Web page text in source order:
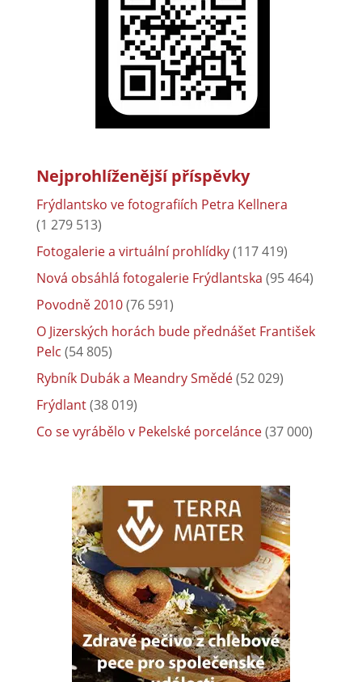
Nejprohlíženější příspěvky
Frýdlantsko ve fotografiích Petra Kellnera
(1 279 513)
Fotogalerie a virtuální prohlídky(117 419)
Nová obsáhlá fotogalerie Frýdlantska (95 464)
Povodně 2010(76 591)
O Jizerských horách bude přednášet František
Pelc (54 805)
Rybník Dubák a Meandry Smědé(52 029)
Frýdlant(38 019)
Co se vyrábělo v Pekelské porcelánce(37 000)